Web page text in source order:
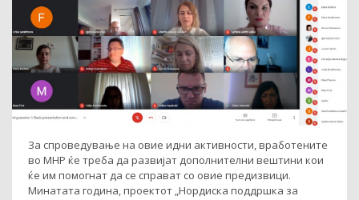
За спроведување на овие идни активности, вработените
во МНР ќе треба да развијат дополнителни вештини кои
ќе им помогнат да се справат со овие предизвици.
Минатата година, проектот „Нордиска поддршка за